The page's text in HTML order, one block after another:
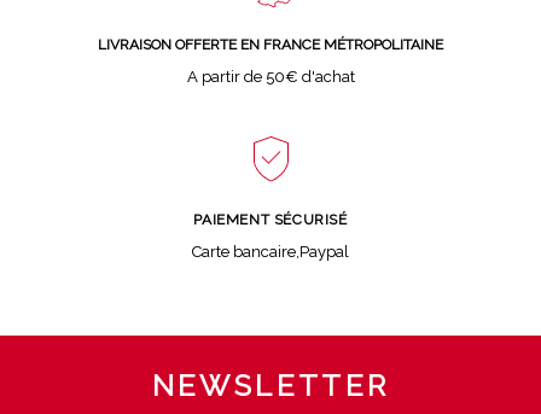
LIVRAISON OFFERTE EN FRANCE MÉTROPOLITAINE
A partir de 50€ d'achat
PAIEMENT SÉCURISÉ
Carte bancaire,Paypal
NEWSLETTER